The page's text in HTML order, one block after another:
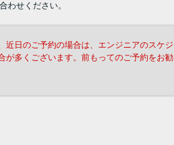
わせください。
近日のご予約の場合は、エンジニアのスケジ
が多くございます。前もってのご予約をお勧